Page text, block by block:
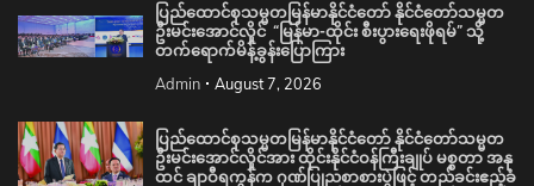
ပြည်ထောင်စုသမ္မတမြန်မာနိုင်ငံတော် နိုင်ငံတော်သမ္မတ
ဦးမင်းအောင်လှိုင် “မြန်မာ-ထိုင်း စီးပွားရေးဖိုရမ်” သို့
တက်ရောက်မိန့်ခွန်းပြောကြား
Admin August 7, 2026
ပြည်ထောင်စုသမ္မတမြန်မာနိုင်ငံတော် နိုင်ငံတော်သမ္မတ
ဦးမင်းအောင်လှိုင်အား ထိုင်းနိုင်ငံဝန်ကြီးချုပ် မစ္စတာ အနု
ထင် ချာဝီရကွန်က ဂုဏ်ပြုညစာစားပွဲဖြင့် တည်ခင်းဧည့်ခံ